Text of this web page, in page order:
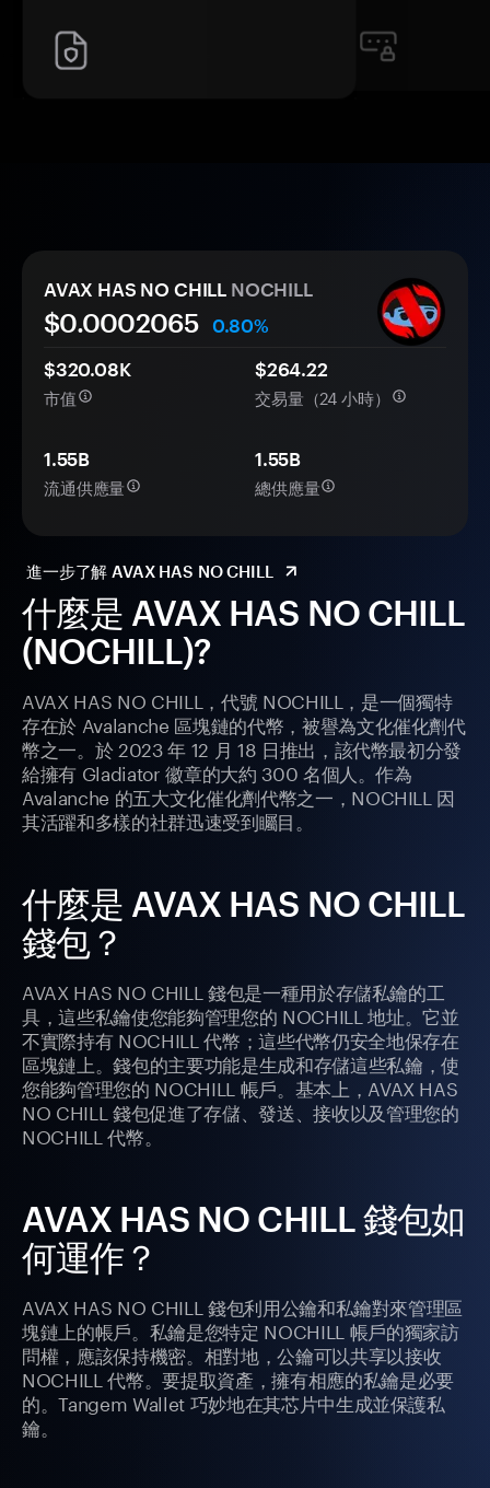
什麼是 AVAX HAS NO CHILL
(NOCHILL)?
AVAX HAS NO CHILL，代號 NOCHILL，是一個獨特
存在於 Avalanche 區塊鏈的代幣，被譽為文化催化劑代
幣之一。於 2023 年 12 月 18 日推出，該代幣最初分發
給擁有 Gladiator 徽章的大約 300 名個人。作為
Avalanche 的五大文化催化劑代幣之一，NOCHILL 因
其活躍和多樣的社群迅速受到矚目。
什麼是 AVAX HAS NO CHILL
錢包？
AVAX HAS NO CHILL 錢包是一種用於存儲私鑰的工
具，這些私鑰使您能夠管理您的 NOCHILL 地址。它並
不實際持有 NOCHILL 代幣；這些代幣仍安全地保存在
區塊鏈上。錢包的主要功能是生成和存儲這些私鑰，使
您能夠管理您的 NOCHILL 帳戶。基本上，AVAX HAS
NO CHILL 錢包促進了存儲、發送、接收以及管理您的
NOCHILL 代幣。
AVAX HAS NO CHILL 錢包如
何運作？
AVAX HAS NO CHILL 錢包利用公鑰和私鑰對來管理區
塊鏈上的帳戶。私鑰是您特定 NOCHILL 帳戶的獨家訪
問權，應該保持機密。相對地，公鑰可以共享以接收
NOCHILL 代幣。要提取資產，擁有相應的私鑰是必要
的。Tangem Wallet 巧妙地在其芯片中生成並保護私
鑰。
AVAX HAS NO CHILL NOCHILL
$0.0002065
0.80%
$320.08K
市值
$264.22
交易量（24 小時）
1.55B
流通供應量
1.55B
總供應量
進一步了解 AVAX HAS NO CHILL